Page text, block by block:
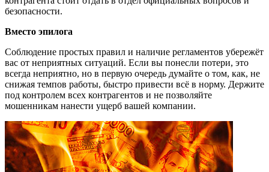
безопасности.
Вместо эпилога
Соблюдение простых правил и наличие регламентов убережёт
вас от неприятных ситуаций. Если вы понесли потери, это
всегда неприятно, но в первую очередь думайте о том, как, не
снижая темпов работы, быстро привести всё в норму. Держите
под контролем всех контрагентов и не позволяйте
мошенникам нанести ущерб вашей компании.